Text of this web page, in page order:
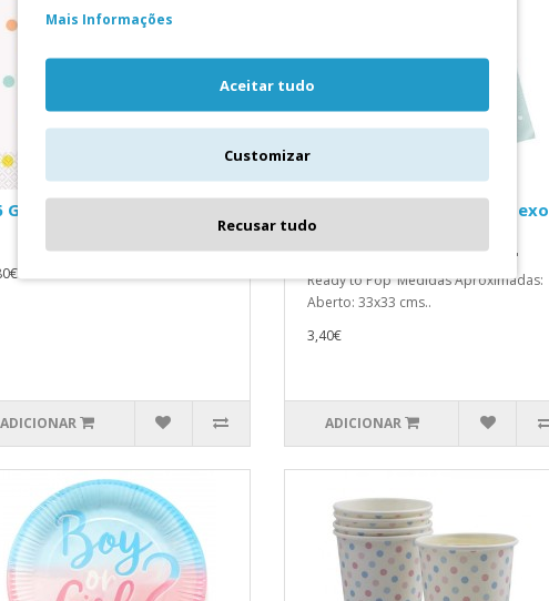
Guardanapos Hello Baby
ADICIONAR
Guardanapos Menta Unisexo
" Ready to Pop"
20 Guardanapos Menta Unisexo "
Ready to Pop"Medidas Aproximadas:
Aberto: 33x33 cms..
3,40€
ADICIONAR
Mais Informações
Aceitar tudo
Customizar
Recusar tudo